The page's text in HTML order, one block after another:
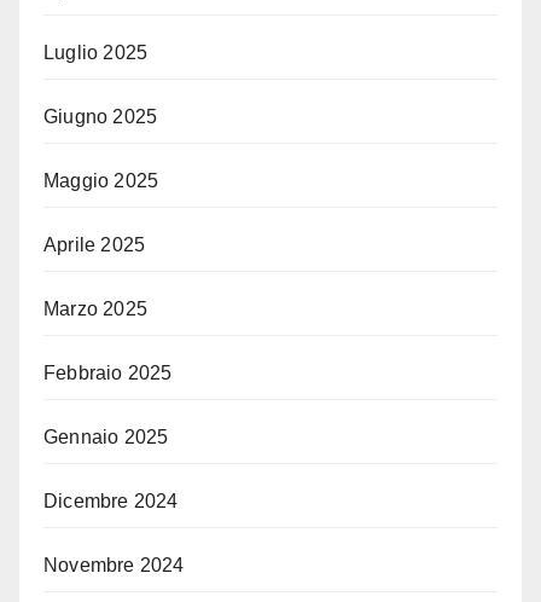
Luglio 2025
Giugno 2025
Maggio 2025
Aprile 2025
Marzo 2025
Febbraio 2025
Gennaio 2025
Dicembre 2024
Novembre 2024